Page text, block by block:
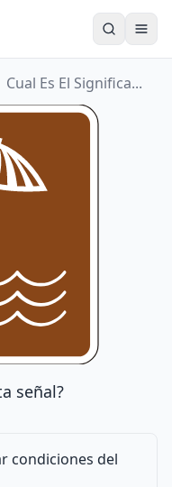
Cual Es El Significa...
señal?
condiciones del